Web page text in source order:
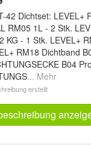
42 Dichtset: LEVEL+
RM05 1L - 2 Stk.
KG - 1 Stk. LEVEL+
RM18 Dichtband
B04
... Mehr
erstellt